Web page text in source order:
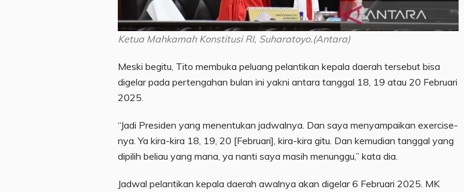
Ketua Mahkamah Konstitusi RI, Suharatoyo.(Antara)
Meski begitu, Tito membuka peluang pelantikan kepala daerah tersebut bisa
digelar pada pertengahan bulan ini yakni antara tanggal 18, 19 atau 20 Februari
2025.
“Jadi Presiden yang menentukan jadwalnya. Dan saya menyampaikan exercise-
nya. Ya kira-kira 18, 19, 20 [Februari], kira-kira gitu. Dan kemudian tanggal yang
dipilih beliau yang mana, ya nanti saya masih menunggu,” kata dia.
Jadwal pelantikan kepala daerah awalnya akan digelar 6 Februari 2025. MK